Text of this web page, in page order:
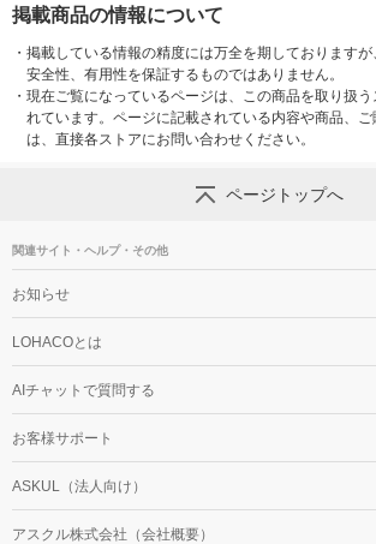
掲載商品の情報について
・ 掲載している情報の精度には万全を期しておりますが
安全性、有用性を保証するものではありません。
・ 現在ご覧になっているページは、この商品を取り扱
れています。ページに記載されている内容や商品、
は、直接各ストアにお問い合わせください。
ページトップへ
関連サイト・ヘルプ・その他
お知らせ
LOHACOとは
AIチャットで質問する
お客様サポート
ASKUL（法人向け）
アスクル株式会社（会社概要）